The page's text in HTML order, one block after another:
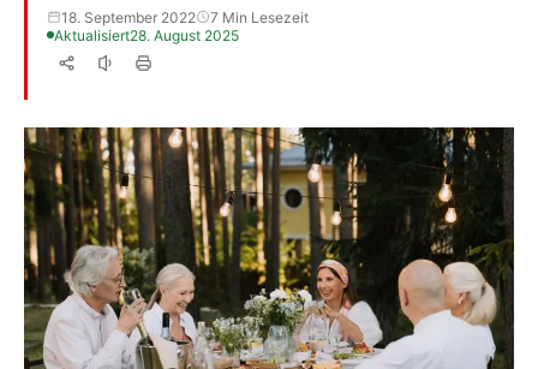
18. September 2022
7 Min Lesezeit
Aktualisiert28. August 2025